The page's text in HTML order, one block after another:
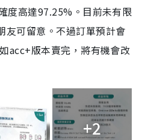
度高達97.25%。目前未有限
友可留意。不過訂單預計會
acc+版本賣完，將有機會改
+2